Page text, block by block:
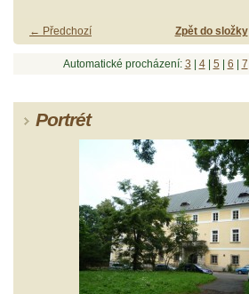
← Předchozí Zpět do složky
Automatické procházení: 3 4| 5 6 7
Portrét